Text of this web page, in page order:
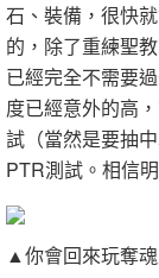
石、裝備，很快
的，除了重練聖
已經完全不需要
度已經意外的高
試（當然是要抽
PTR測試。相信
▲你會回來玩奪